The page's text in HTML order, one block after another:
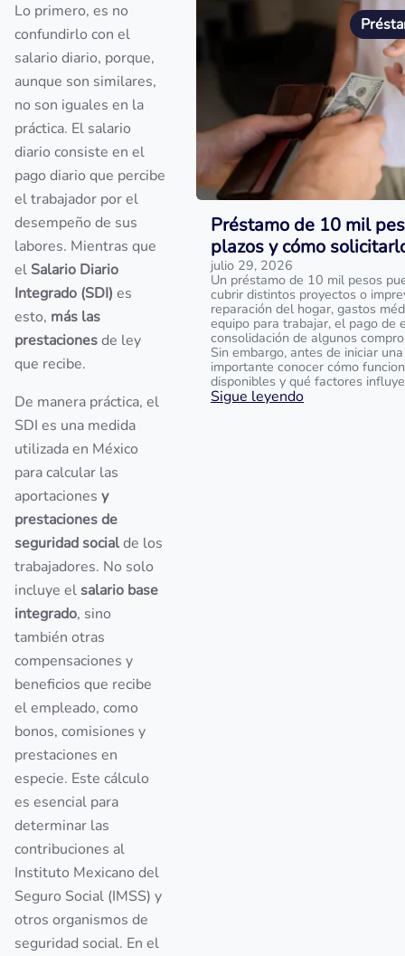
Lo primero, es no
confundirlo con el
salario diario, porque,
aunque son similares,
no son iguales en la
práctica. El salario
diario consiste en el
pago diario que percibe
el trabajador por el
desempeño de sus
labores. Mientras que
el Salario Diario
Integrado (SDI) es
esto, más las
prestacionesde ley
que recibe.
De manera práctica, el
SDI es una medida
utilizada en México
para calcular las
aportaciones y
prestaciones de
seguridad socialde los
trabajadores. No solo
incluye elsalario base
integrado, sino
también otras
compensaciones y
beneficios que recibe
el empleado, como
bonos, comisiones y
prestaciones en
especie. Este cálculo
es esencial para
determinar las
contribuciones al
Instituto Mexicano del
Seguro Social (IMSS) y
otros organismos de
seguridad social. En el
Préstamo de 10 mil
plazos y cómo
julio 29, 2026
Un préstamo de 10 mil pesos
cubrir distintos proyectos o
reparación del hogar, gastos
equipo para trabajar, el pago de
consolidación de algunos
Sin embargo, antes de iniciar
importante conocer cómo
disponibles y qué factores
Sigue leyendo